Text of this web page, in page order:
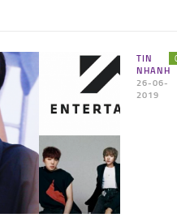
TIN
NHANH
26-06-
2019